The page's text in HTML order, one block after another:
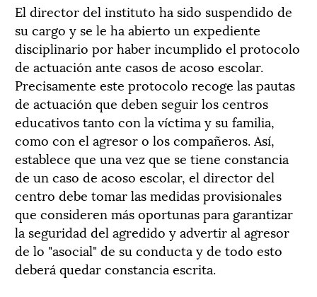
El director del instituto ha sido suspendido de
su cargo y se le ha abierto un expediente
disciplinario por haber incumplido el protocolo
de actuación ante casos de acoso escolar.
Precisamente este protocolo recoge las pautas
de actuación que deben seguir los centros
educativos tanto con la víctima y su familia,
como con el agresor o los compañeros. Así,
establece que una vez que se tiene constancia
de un caso de acoso escolar, el director del
centro debe tomar las medidas provisionales
que consideren más oportunas para garantizar
la seguridad del agredido y advertir al agresor
de lo "asocial" de su conducta y de todo esto
deberá quedar constancia escrita.